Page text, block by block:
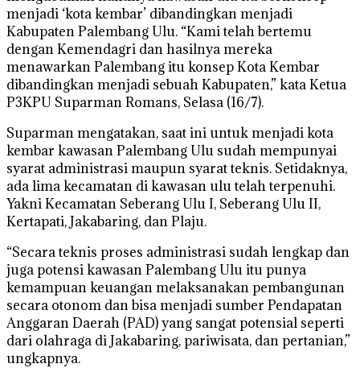
menjadi ‘kota kembar’ dibandingkan menjadi
Kabupaten Palembang Ulu. “Kami telah bertemu
dengan Kemendagri dan hasilnya mereka
menawarkan Palembang itu konsep Kota Kembar
dibandingkan menjadi sebuah Kabupaten,” kata Ketua
P3KPU Suparman Romans, Selasa (16/7).
Suparman mengatakan, saat ini untuk menjadi kota
kembar kawasan Palembang Ulu sudah mempunyai
syarat administrasi maupun syarat teknis. Setidaknya,
ada lima kecamatan di kawasan ulu telah terpenuhi.
Yakni Kecamatan Seberang Ulu I, Seberang Ulu II,
Kertapati, Jakabaring, dan Plaju.
“Secara teknis proses administrasi sudah lengkap dan
juga potensi kawasan Palembang Ulu itu punya
kemampuan keuangan melaksanakan pembangunan
secara otonom dan bisa menjadi sumber Pendapatan
Anggaran Daerah (PAD) yang sangat potensial seperti
dari olahraga di Jakabaring, pariwisata, dan pertanian,”
ungkapnya.